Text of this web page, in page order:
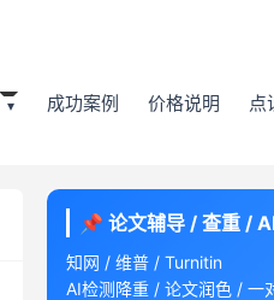
成功案例 价格说明 点
📌 论文辅导 / 查重 /
知网 / 维普 / Turnitin
AI检测降重 / 论文润色 / 一